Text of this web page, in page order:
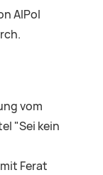
AIPol
vom
"Sei kein
Ferat